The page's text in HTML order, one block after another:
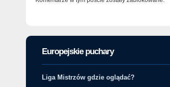
Europejskie puchary
Liga Mistrzów gdzie oglądać?